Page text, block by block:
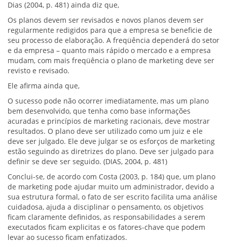
Dias (2004, p. 481) ainda diz que,
Os planos devem ser revisados e novos planos devem ser
regularmente redigidos para que a empresa se beneficie de
seu processo de elaboração. A freqüência dependerá do setor
e da empresa – quanto mais rápido o mercado e a empresa
mudam, com mais freqüência o plano de marketing deve ser
revisto e revisado.
Ele afirma ainda que,
O sucesso pode não ocorrer imediatamente, mas um plano
bem desenvolvido, que tenha como base informações
acuradas e princípios de marketing racionais, deve mostrar
resultados. O plano deve ser utilizado como um juiz e ele
deve ser julgado. Ele deve julgar se os esforços de marketing
estão seguindo as diretrizes do plano. Deve ser julgado para
definir se deve ser seguido. (DIAS, 2004, p. 481)
Conclui-se, de acordo com Costa (2003, p. 184) que, um plano
de marketing pode ajudar muito um administrador, devido a
sua estrutura formal, o fato de ser escrito facilita uma análise
cuidadosa, ajuda a disciplinar o pensamento, os objetivos
ficam claramente definidos, as responsabilidades a serem
executados ficam explicitas e os fatores-chave que podem
levar ao sucesso ficam enfatizados.